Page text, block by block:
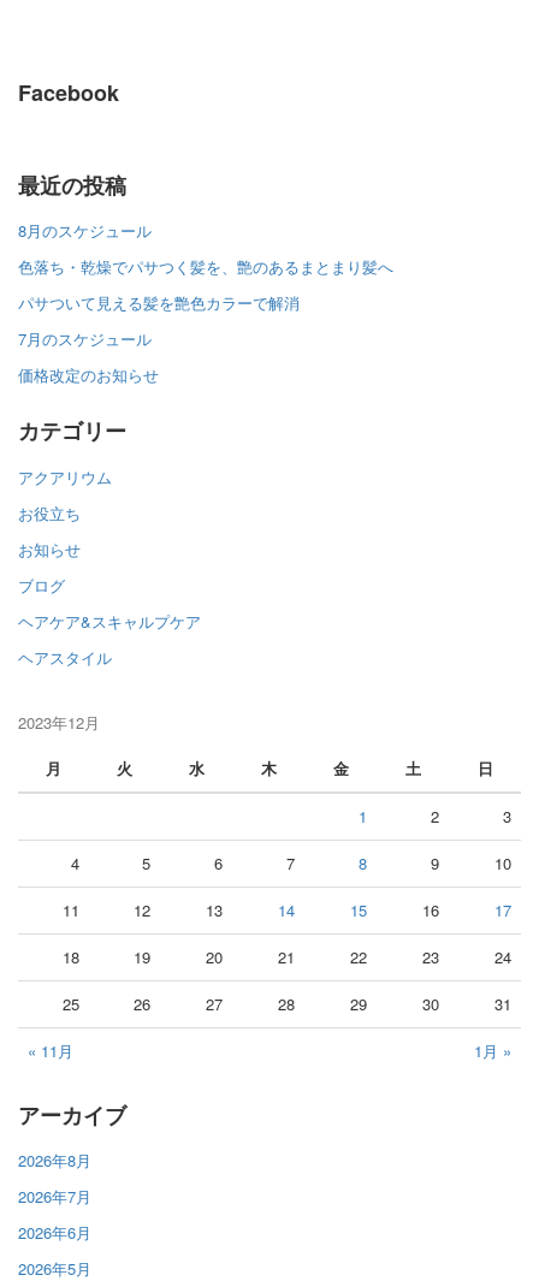
Facebook
最近の投稿
8月のスケジュール
色落ち・乾燥でパサつく髪を、艶のあるまとまり髪へ
パサついて見える髪を艶色カラーで解消
7月のスケジュール
価格改定のお知らせ
カテゴリー
アクアリウム
お役立ち
お知らせ
ブログ
ヘアケア&スキャルプケア
ヘアスタイル
2023年12月
月
火 水 木 金 土 日
« 11月 1月 »
1 2 3
4 5 6 7 8 9 10
11 12 13 14 15 16 17
18 19 20 21 22 23 24
25 26 27 28 29 30 31
アーカイブ
2026年8月
2026年7月
2026年6月
2026年5月